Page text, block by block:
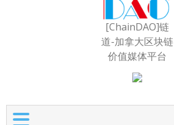
[ChainDAO]链
道-加拿大区块链
价值媒体平台